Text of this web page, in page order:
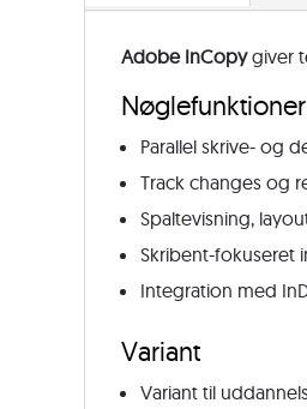
Adobe InCopygiver
Nøglefunktioner
Parallel skrive- og
Track changes og
Spaltevisning,
Skribent-fokuseret
Integration med
Variant
Variant til